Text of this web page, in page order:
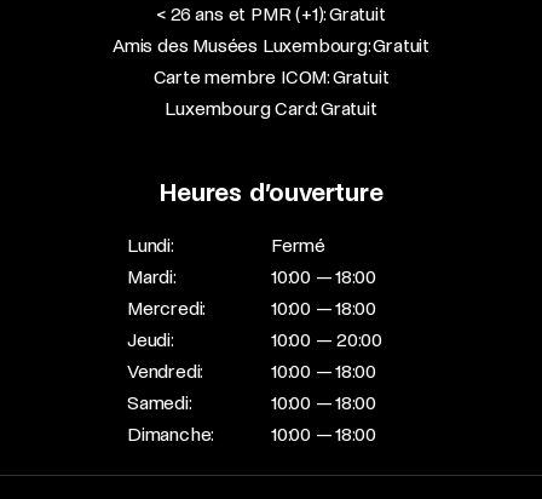
< 26 ans et PMR (+1): Gratuit
Amis des Musées Luxembourg: Gratuit
Carte membre ICOM: Gratuit
Luxembourg Card: Gratuit
Heures d’ouverture
Lundi:
Fermé
Mardi:
10:00 — 18:00
Mercredi:
10:00 — 18:00
Jeudi:
10:00 — 20:00
Vendredi:
10:00 — 18:00
Samedi:
10:00 — 18:00
Dimanche:
10:00 — 18:00